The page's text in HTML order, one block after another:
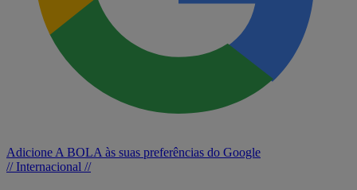
Adicione A BOLA às suas preferências do Google
// Internacional //